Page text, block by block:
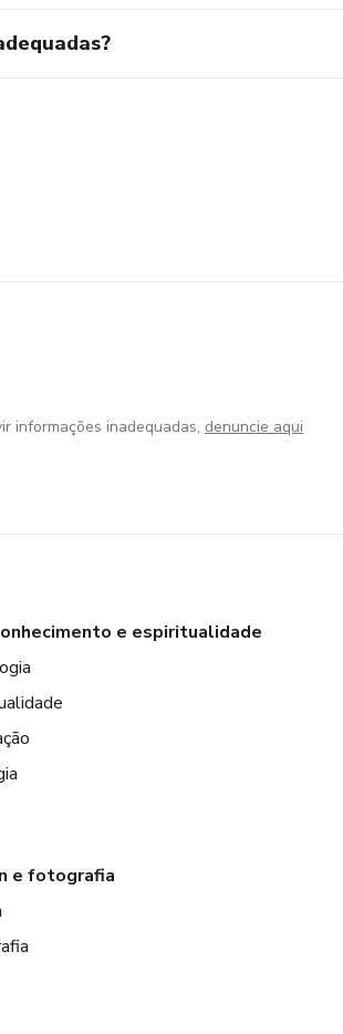
aquele que faz mais sentido para
informações inadequadas, denuncie aqui
e espiritualidade
e fotografia